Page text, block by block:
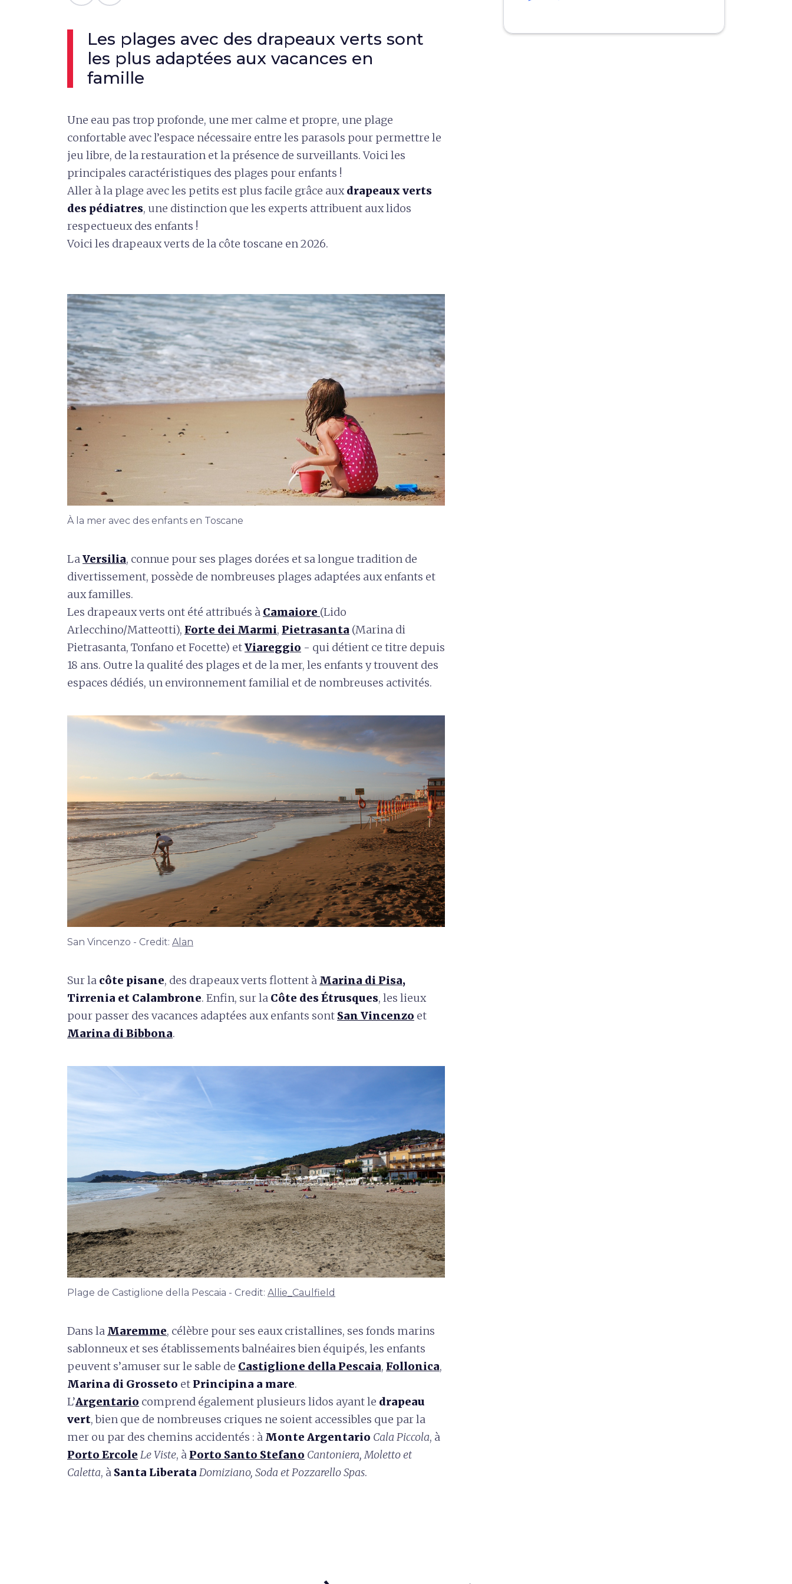
Les plages avec des drapeaux verts sont
les plus adaptées aux vacances en
famille
Une eau pas trop profonde, une mer calme et propre, une plage
confortable avec l’espace nécessaire entre les parasols pour permettre le
jeu libre, de la restauration et la présence de surveillants. Voici les
principales caractéristiques des plages pour enfants !
Aller à la plage avec les petits est plus facile grâce auxdrapeaux verts
des pédiatres, une distinction que les experts attribuent aux lidos
respectueux des enfants !
Voici les drapeaux verts de la côte toscane en 2026.
À la mer avec des enfants en Toscane
LaVersilia, connue pour ses plages dorées et sa longue tradition de
divertissement, possède de nombreuses plages adaptées aux enfants et
aux familles.
Les drapeaux verts ont été attribués à Camaiore (Lido
Arlecchino/Matteotti), Forte dei Marmi, Pietrasanta (Marina di
Pietrasanta, Tonfano et Focette) etViareggio - qui détient ce titre depuis
18 ans. Outre la qualité des plages et de la mer, les enfants y trouvent des
espaces dédiés, un environnement familial et de nombreuses activités.
San Vincenzo - Credit: Alan
Sur la côte pisane, des drapeaux verts flottent à Marina di Pisa,
Tirrenia et Calambrone. Enfin, sur la Côte des Étrusques, les lieux
pour passer des vacances adaptées aux enfants sont San Vincenzo et
Marina di Bibbona.
Plage de Castiglione della Pescaia - Credit: Allie_Caulfield
Dans la Maremme, célèbre pour ses eaux cristallines, ses fonds marins
sablonneux et ses établissements balnéaires bien équipés, les enfants
peuvent s’amuser sur le sable de Castiglione della Pescaia, Follonica,
Marina di Grosseto et Principina a mare.
L’Argentario comprend également plusieurs lidos ayant le drapeau
vert, bien que de nombreuses criques ne soient accessibles que par la
mer ou par des chemins accidentés : à Monte Argentario Cala Piccola, à
Porto Ercole Le Viste, à Porto Santo Stefano Cantoniera, Moletto et
Caletta, à Santa Liberata Domiziano, Soda et Pozzarello Spas.